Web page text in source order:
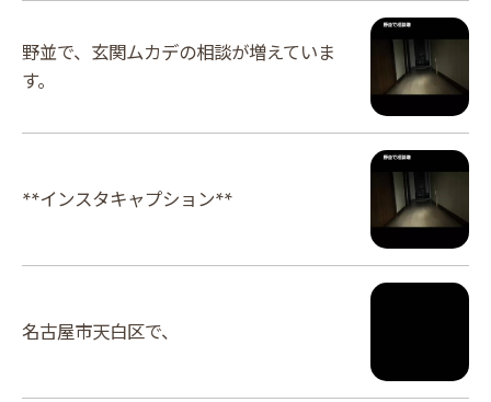
野並で、玄関ムカデの相談が増えていま
す。
**インスタキャプション**
名古屋市天白区で、